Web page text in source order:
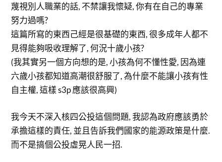
蔑視別人職業的話, 不禁讓我懷疑, 你有在自己的專業
努力過嗎?
這篇所寫的東西己經是很基礎的東西, 很多成年人都不
見得能夠吸收理解了, 何況十歲小孩?
(我其實另一個方向想的是, 小孩為何不懂性愛, 因為連
六歲小孩都知道高潮很舒服了, 為什麼不能讓小孩有性
自主權, 這樣 s3p 應該很高興)
我今天不深入核四公投這個問題, 我認為政府應該勇於
承擔這樣的責任, 並且告訴我們國家的能源政策是什麼.
而不是搞個公投虛晃人民一招.